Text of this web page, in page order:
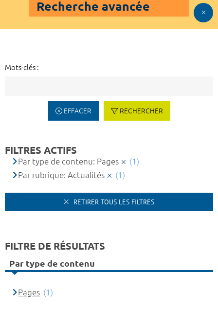
Recherche avancée
Mots-clés :
EFFACER RECHERCHER
FILTRES ACTIFS
Par type de contenu: Pages
(1)
Par rubrique: Actualités
(1)
RETIRER TOUS LES FILTRES
FILTRE DE RÉSULTATS
Par type de contenu
Pages (1)